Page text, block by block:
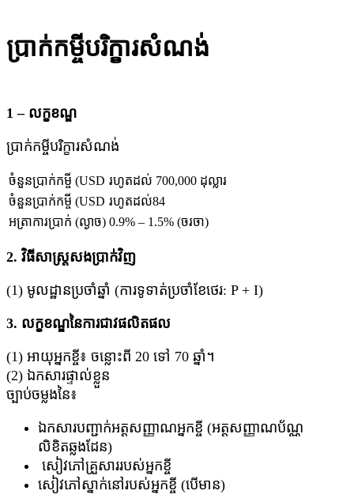
ប្រាក់កម្ចីបរិក្ខារសំណង់
1 – លក្ខខណ្ឌ
ប្រាក់កម្ចីបរិក្ខារសំណង់
ចំនួនប្រាក់កម្ចី (USD រហូតដល់ 700,000 ដុល្លារ
ចំនួនប្រាក់កម្ចី (USD រហូតដល់84
អត្រាការប្រាក់ (ល្ងាច) 0.9% – 1.5% (ចរចា)
2. វិធីសាស្រ្តសងប្រាក់វិញ
(1) មូលដ្ឋានប្រចាំឆ្នាំ (ការទូទាត់ប្រចាំខែថេរ: P + I)
3. លក្ខខណ្ឌនៃការជាវផលិតផល
(1) អាយុអ្នកខ្ចី៖ ចន្លោះពី 20 ទៅ 70 ឆ្នាំ។
(2) ឯកសារផ្ទាល់ខ្លួន
ច្បាប់ចម្លងនៃ៖
ឯកសារបញ្ជាក់អត្តសញ្ញាណអ្នកខ្ចី (អត្តសញ្ញាណប័ណ្ណ
លិខិតឆ្លងដែន)
សៀវភៅគ្រួសាររបស់អ្នកខ្ចី
សៀវភៅស្នាក់នៅរបស់អ្នកខ្ចី (បើមាន)